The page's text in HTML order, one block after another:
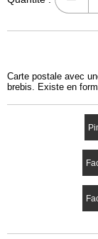
Carte postale avec
brebis. Existe en